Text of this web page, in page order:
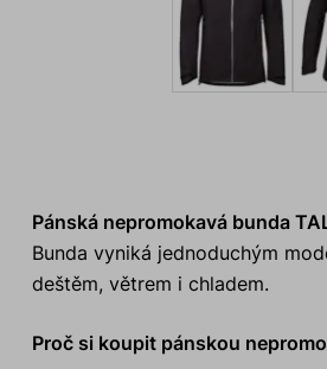
Pánská nepromokavá bunda
Bunda vyniká jednoduchým
deštěm, větrem i chladem.
Proč si koupit pánskou